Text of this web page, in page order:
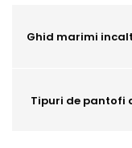
Ghid marimi
Tipuri de pantofi